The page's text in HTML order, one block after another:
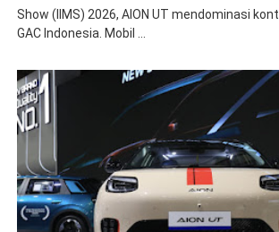
Show (IIMS) 2026, AION UT mendominasi
GAC Indonesia. Mobil ...